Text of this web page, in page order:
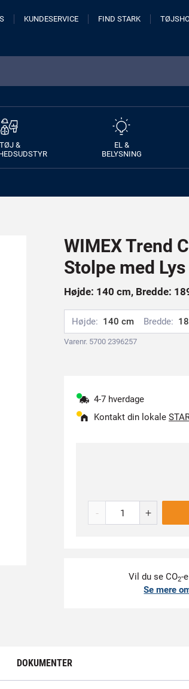
KUNDESERVICE FIND STARK
TØJ &
EL &
BELYSNING
WIMEX Trend
Stolpe med Lys
Højde: 140 cm, Bredde:
Højde: 140 cm Bredde:
Varenr. 5700 2396257
4-7 hverdage
Kontakt din lokale
- +
Vil du se CO2-
Se mere
DOKUMENTER